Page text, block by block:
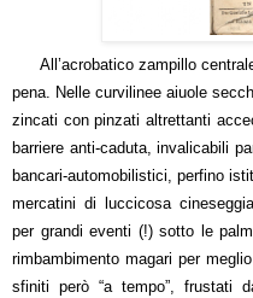
All’acrobatico zampillo
pena. Nelle curvilinee aiuole
zincati con pinzati altrettanti
barriere anti-caduta, invalicabili
bancari-automobilistici, perfino
mercatini di luccicosa
per grandi eventi (!) sotto le
rimbambimento magari per
sfiniti però “a tempo”, frustati